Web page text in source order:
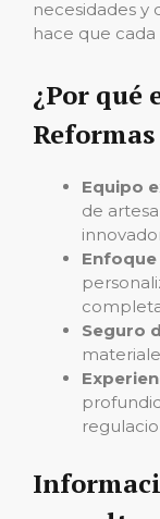
necesidades y
hace que
¿Por qué
Equipo
de
Seguro